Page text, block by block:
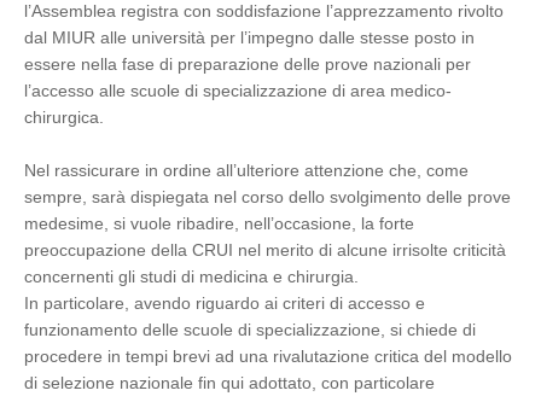
l’Assemblea registra con soddisfazione l’apprezzamento rivolto
dal MIUR alle università per l’impegno dalle stesse posto in
essere nella fase di preparazione delle prove nazionali per
l’accesso alle scuole di specializzazione di area medico-
chirurgica.
Nel rassicurare in ordine all’ulteriore attenzione che, come
sempre, sarà dispiegata nel corso dello svolgimento delle prove
medesime, si vuole ribadire, nell’occasione, la forte
preoccupazione della CRUI nel merito di alcune irrisolte criticità
concernenti gli studi di medicina e chirurgia.
In particolare, avendo riguardo ai criteri di accesso e
funzionamento delle scuole di specializzazione, si chiede di
procedere in tempi brevi ad una rivalutazione critica del modello
di selezione nazionale fin qui adottato, con particolare